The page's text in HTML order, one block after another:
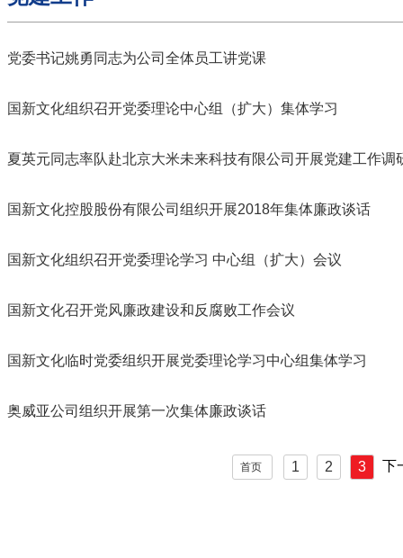
党委书记姚勇同志为公司全体员工讲党课
国新文化组织召开党委理论中心组（扩大）集体学习
夏英元同志率队赴北京大米未来科技有限公司开展党建工作调
国新文化控股股份有限公司组织开展2018年集体廉政谈话
国新文化组织召开党委理论学习 中心组（扩大）会议
国新文化召开党风廉政建设和反腐败工作会议
国新文化临时党委组织开展党委理论学习中心组集体学习
奥威亚公司组织开展第一次集体廉政谈话
首页 1 2 3 下